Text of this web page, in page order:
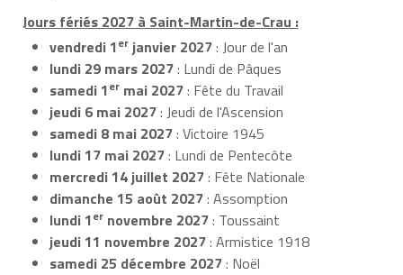
Jours fériés 2027 à Saint-Martin-de-Crau :
vendredi 1er janvier 2027: Jour de l'an
lundi 29 mars 2027: Lundi de Pâques
samedi 1er mai 2027: Fête du Travail
jeudi 6 mai 2027: Jeudi de l'Ascension
samedi 8 mai 2027: Victoire 1945
lundi 17 mai 2027: Lundi de Pentecôte
mercredi 14 juillet 2027: Fête Nationale
dimanche 15 août 2027: Assomption
lundi 1er novembre 2027: Toussaint
jeudi 11 novembre 2027: Armistice 1918
samedi 25 décembre 2027: Noël